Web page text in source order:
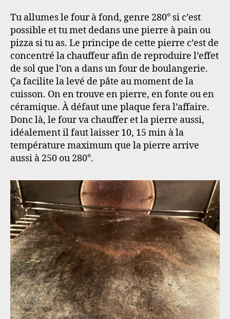
Tu allumes le four à fond, genre 280° si c’est
possible et tu met dedans une pierre à pain ou
pizza si tu as. Le principe de cette pierre c’est de
concentré la chauffeur afin de reproduire l’effet
de sol que l’on a dans un four de boulangerie.
Ça facilite la levé de pâte au moment de la
cuisson. On en trouve en pierre, en fonte ou en
céramique. À défaut une plaque fera l’affaire.
Donc là, le four va chauffer et la pierre aussi,
idéalement il faut laisser 10, 15 min à la
température maximum que la pierre arrive
aussi à 250 ou 280°.